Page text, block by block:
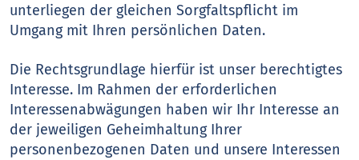
unterliegen der gleichen Sorgfaltspflicht im
Umgang mit Ihren persönlichen Daten.
Die Rechtsgrundlage hierfür ist unser berechtigtes
Interesse. Im Rahmen der erforderlichen
Interessenabwägungen haben wir Ihr Interesse an
der jeweiligen Geheimhaltung Ihrer
personenbezogenen Daten und unsere Interessen